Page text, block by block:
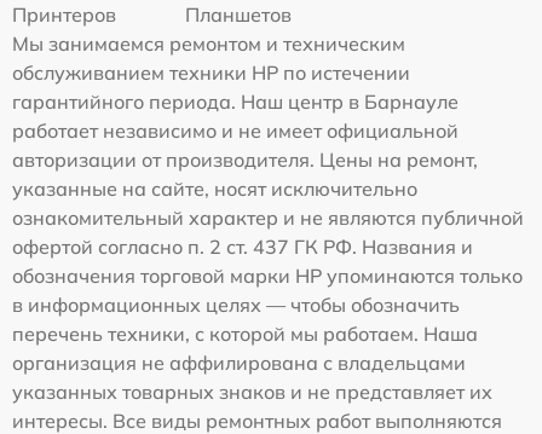
Принтеров
Планшетов
Мы занимаемся ремонтом и техническим
обслуживанием техники HP по истечении
гарантийного периода. Наш центр в Барнауле
работает независимо и не имеет официальной
авторизации от производителя. Цены на ремонт,
указанные на сайте, носят исключительно
ознакомительный характер и не являются публичной
офертой согласно п. 2 ст. 437 ГК РФ. Названия и
обозначения торговой марки HP упоминаются только
в информационных целях — чтобы обозначить
перечень техники, с которой мы работаем. Наша
организация не аффилирована с владельцами
указанных товарных знаков и не представляет их
интересы. Все виды ремонтных работ выполняются